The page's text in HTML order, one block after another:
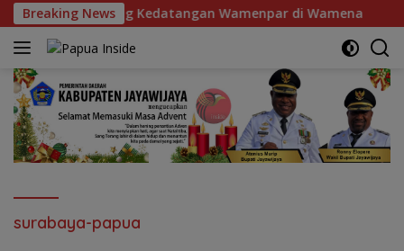
Langsung
ke
konten
Breaking News
Sambut Langsung Kedatangan Wamenpar di Wamena
surabaya-papua